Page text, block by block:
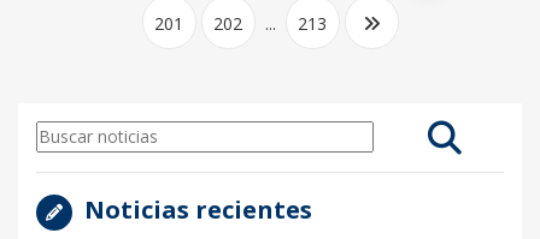
201 202 ... 213
Noticias recientes